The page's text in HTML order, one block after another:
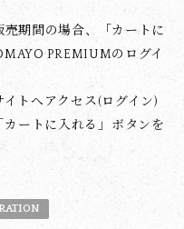
期間の場合、「カートに
PREMIUMのログイ
トへアクセス(ログイン)
ートに入れる」ボタンを